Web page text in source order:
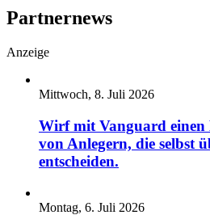
Partnernews
Anzeige
Mittwoch, 8. Juli 2026
Wirf mit Vanguard
von Anlegern, die selbst
entscheiden.
Montag, 6. Juli 2026